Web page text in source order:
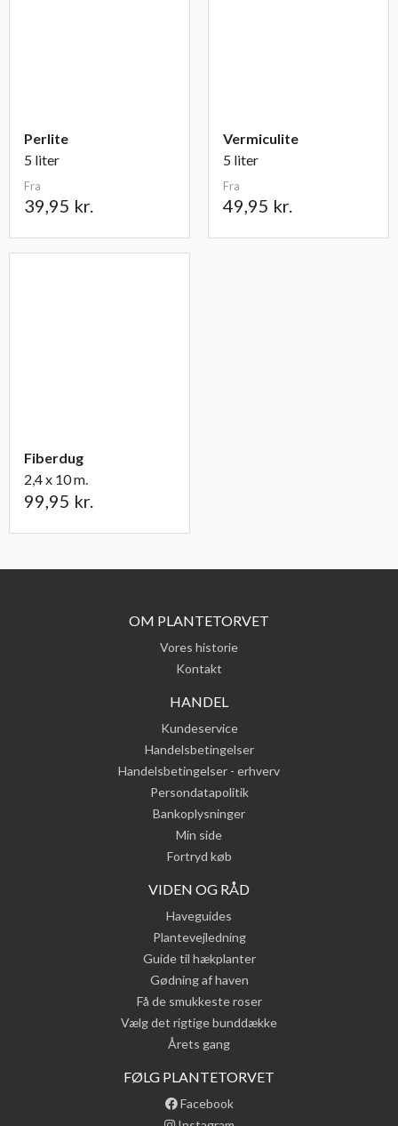
Perlite
5 liter
Fra
39,95 kr.
Vermiculite
5 liter
Fra
49,95 kr.
Fiberdug
2,4 x 10 m.
99,95 kr.
OM PLANTETORVET
Vores historie
Kontakt
HANDEL
Kundeservice
Handelsbetingelser
Handelsbetingelser - erhverv
Persondatapolitik
Bankoplysninger
Min side
Fortryd køb
VIDEN OG RÅD
Haveguides
Plantevejledning
Guide til hækplanter
Gødning af haven
Få de smukkeste roser
Vælg det rigtige bunddække
Årets gang
FØLG PLANTETORVET
Facebook